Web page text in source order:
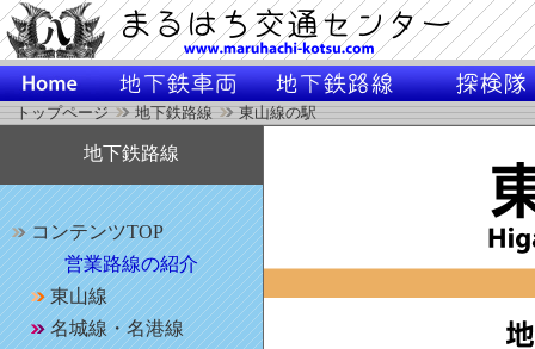
トップページ 地下鉄路線 東山線の駅
地下鉄路線
コンテンツTOP
営業路線の紹介
東山線
名城線・名港線